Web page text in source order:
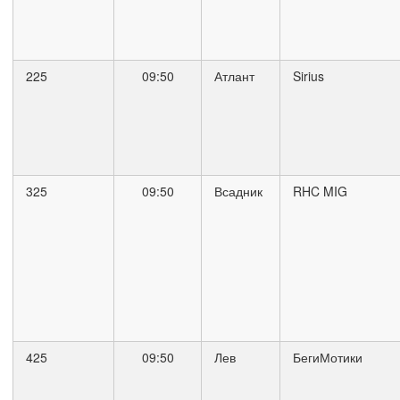
225 09:50 Атлант Sirius
325 09:50 Всадник RHC MIG
425 09:50 Лев БегиМотики